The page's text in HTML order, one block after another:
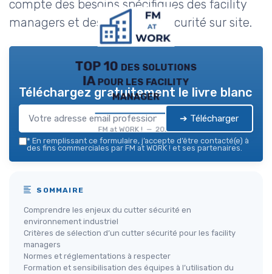
compte des besoins spécifiques des facility
managers et des enjeux de sécurité sur site.
TOP 10 des solutions
IA pour les facility
manager
FM at WORK ! — 2026
Téléchargez gratuitement le livre blanc
➔ Télécharger
* En remplissant ce formulaire, j’accepte d’être contacté(e) à
des fins commerciales par FM at WORK ! et ses partenaires.
SOMMAIRE
Comprendre les enjeux du cutter sécurité en
environnement industriel
Critères de sélection d’un cutter sécurité pour les facility
managers
Normes et réglementations à respecter
Formation et sensibilisation des équipes à l’utilisation du